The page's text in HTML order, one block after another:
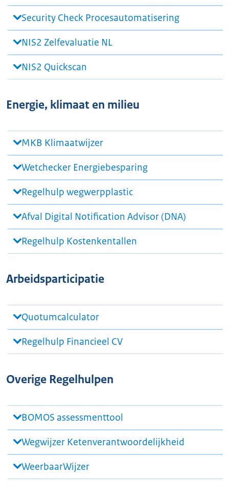
Security Check Procesautomatisering
NIS2 Zelfevaluatie NL
NIS2 Quickscan
Energie, klimaat en milieu
MKB Klimaatwijzer
Wetchecker Energiebesparing
Regelhulp wegwerpplastic
Afval Digital Notification Advisor (DNA)
Regelhulp Kostenkentallen
Arbeidsparticipatie
Quotumcalculator
Regelhulp Financieel CV
Overige Regelhulpen
BOMOS assessmenttool
Wegwijzer Ketenverantwoordelijkheid
WeerbaarWijzer